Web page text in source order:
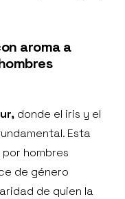
aroma a
donde el iris y el
Esta
hombres
de género
de quien la